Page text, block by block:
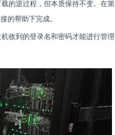
的逆过程，但本质保持不变。在
的帮助下完成。
收到的登录名和密码才能进行管